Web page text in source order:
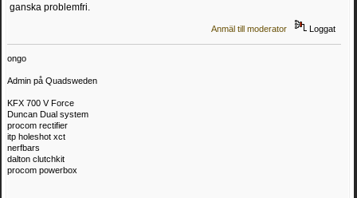
ganska problemfri.
Anmäl till moderator Loggat
ongo
Admin på Quadsweden
KFX 700 V Force
Duncan Dual system
procom rectifier
itp holeshot xct
nerfbars
dalton clutchkit
procom powerbox